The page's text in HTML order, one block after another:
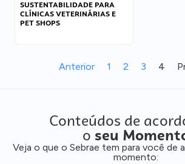
SUSTENTABILIDADE PARA
CLÍNICAS VETERINÁRIAS E
PET SHOPS
Anterior 1 2 3 4
Conteúdos de
o seu
Veja o que o Sebrae tem para você de
momento: